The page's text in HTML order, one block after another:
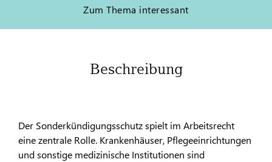
Zum Thema interessant
Beschreibung
Der Sonderkündigungsschutz spielt im Arbeitsrecht
eine zentrale Rolle. Krankenhäuser, Pflegeeinrichtungen
und sonstige medizinische Institutionen sind